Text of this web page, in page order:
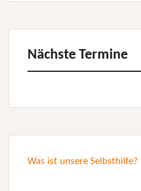
Nächste Termine
Was ist unsere Selbsthilfe?